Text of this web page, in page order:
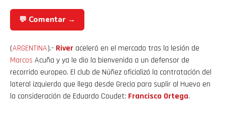
💬 Comentar →
(ARGENTINA).- River aceleró en el mercado tras la lesión de
Marcos Acuña y ya le dio la bienvenida a un defensor de
recorrido europeo. El club de Núñez oficializó la contratación del
lateral izquierdo que llega desde Grecia para suplir al Huevo en
la consideración de Eduardo Coudet: Francisco Ortega.